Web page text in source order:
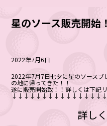
星のソース販売開始
2022年7月6日
2022年7月7日七夕に星のソース
の地に帰ってきた！！
遂に販売開始致！！詳しくは下記
詳し